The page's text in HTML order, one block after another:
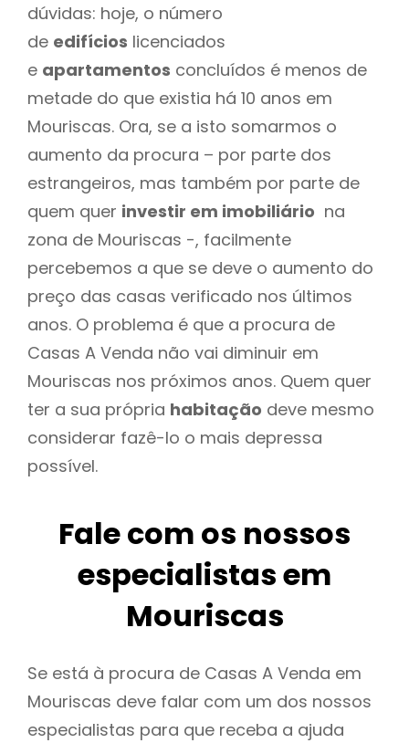
dúvidas: hoje, o número
de edifícios licenciados
e apartamentos concluídos é menos de
metade do que existia há 10 anos em
Mouriscas. Ora, se a isto somarmos o
aumento da procura – por parte dos
estrangeiros, mas também por parte de
quem quer investir em imobiliário na
zona de Mouriscas -, facilmente
percebemos a que se deve o aumento do
preço das casas verificado nos últimos
anos. O problema é que a procura de
Casas A Venda não vai diminuir em
Mouriscas nos próximos anos. Quem quer
ter a sua própria habitação deve mesmo
considerar fazê-lo o mais depressa
possível.
Fale com os nossos
especialistas em
Mouriscas
Se está à procura de Casas A Venda em
Mouriscas deve falar com um dos nossos
especialistas para que receba a ajuda